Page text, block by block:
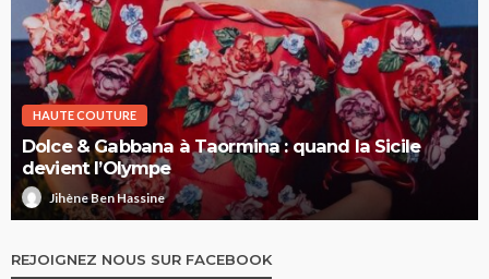
HAUTE COUTURE
Dolce & Gabbana à Taormina : quand la Sicile
devient l’Olympe
Jihène Ben Hassine
REJOIGNEZ NOUS SUR FACEBOOK